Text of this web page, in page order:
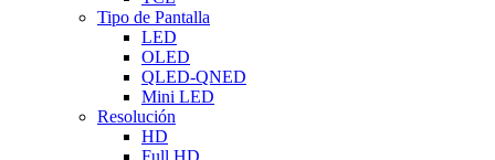
Tipo de Pantalla
LED
OLED
QLED-QNED
Mini LED
Resolución
HD
Full HD